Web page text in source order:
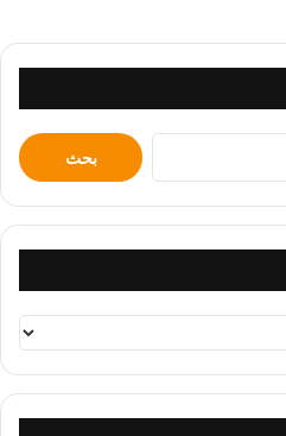
البحث
عن: